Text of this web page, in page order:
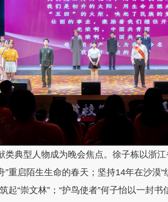
型人物成为晚会焦点。徐子栋以浙江
”重启陌生生命的春天；坚持14年在沙漠
起“崇文林”；“护鸟使者”何子怡以一封